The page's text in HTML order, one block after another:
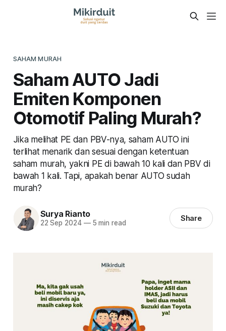
SAHAM MURAH
Saham AUTO Jadi
Emiten Komponen
Otomotif Paling Murah?
Jika melihat PE dan PBV-nya, saham AUTO ini
terlihat menarik dan sesuai dengan ketentuan
saham murah, yakni PE di bawah 10 kali dan PBV di
bawah 1 kali. Tapi, apakah benar AUTO sudah
murah?
Surya Rianto
22 Sep 2024 —5 min read Share